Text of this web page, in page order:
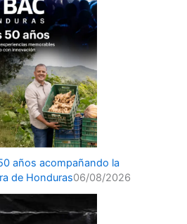
años acompañando la
de Honduras06/08/2026